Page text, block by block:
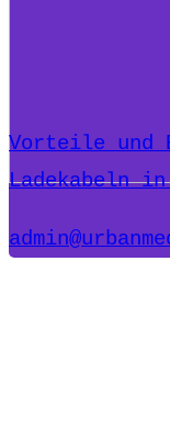
Vorteile und
Ladekabeln